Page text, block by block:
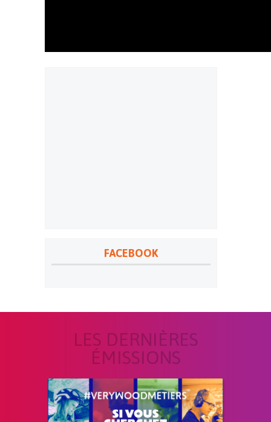
FACEBOOK
LES DERNIÈRES
ÉMISSIONS